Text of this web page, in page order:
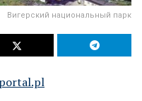
Вигерский национальный парк